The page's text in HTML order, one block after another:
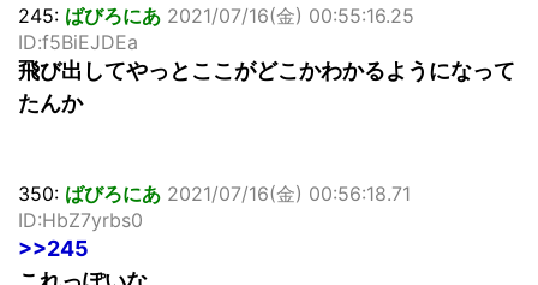
245: ばびろにあ 2021/07/16(金) 00:55:16.25
ID:f5BiEJDEa
飛び出してやっとここがどこかわかるようになって
たんか
350: ばびろにあ 2021/07/16(金) 00:56:18.71
ID:HbZ7yrbs0
>>245